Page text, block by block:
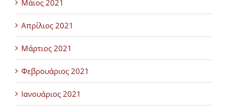
Μάιος 2021
Απρίλιος 2021
Μάρτιος 2021
Φεβρουάριος 2021
Ιανουάριος 2021